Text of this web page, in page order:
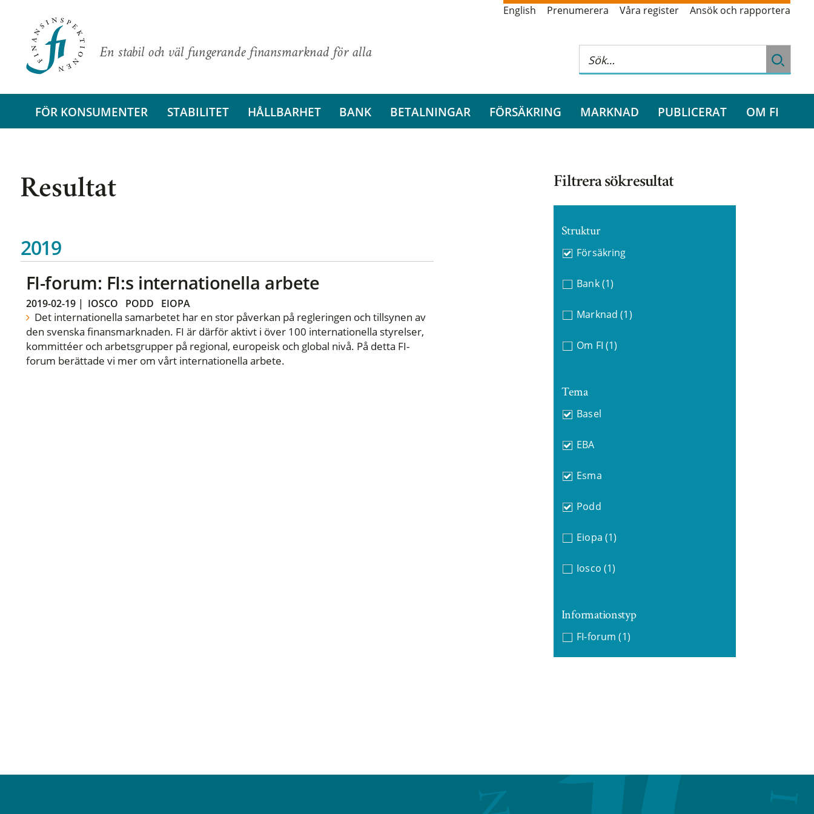
En stabil och väl fungerande finansmarknad för alla
English Prenumerera Våra register Ansök och rapportera
FÖR KONSUMENTER STABILITET HÅLLBARHET BANK BETALNINGAR FÖRSÄKRING MARKNAD PUBLICERAT OM FI
Resultat
2019
FI-forum: FI:s internationella arbete
2019-02-19| IOSCO PODD EIOPA
Det internationella samarbetet har en stor påverkan på regleringen och tillsynen av
den svenska finansmarknaden. FI är därför aktivt i över 100 internationella styrelser,
kommittéer och arbetsgrupper på regional, europeisk och global nivå. På detta FI-
forum berättade vi mer om vårt internationella arbete.
Filtrera sökresultat
Struktur
Försäkring
Bank (1)
Marknad (1)
Om FI (1)
Tema
Basel
EBA
Esma
Podd
Eiopa (1)
Iosco (1)
Informationstyp
FI-forum (1)